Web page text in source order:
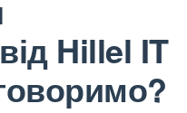
Hillel IT